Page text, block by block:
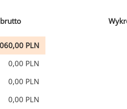
PLN
0,00 PLN
0,00 PLN
0,00 PLN